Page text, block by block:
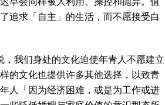
追求「自主」的生活，而不愿接受白
，我们身处的文化迫使年青人不愿建立
的文化也提供许多其他选择，以致青
人「因为经济困难，或是为工作或进